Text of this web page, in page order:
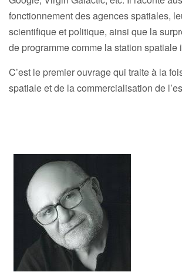
fonctionnement des agences spatiales,
scientifique et politique, ainsi que la
de programme comme la station spatiale
C’est le premier ouvrage qui traite à la
spatiale et de la commercialisation de